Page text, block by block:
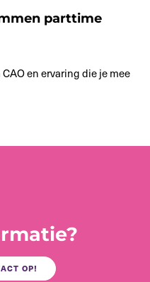
parttime
en ervaring die je mee
OP!